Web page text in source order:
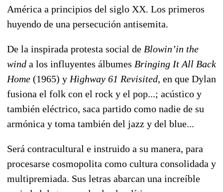
América a principios del siglo XX. Los primeros
huyendo de una persecución antisemita.
De la inspirada protesta social de Blowin’in the
wind a los influyentes álbumes Bringing It All Back
Home (1965) y Highway 61 Revisited, en que Dylan
fusiona el folk con el rock y el pop...; acústico y
también eléctrico, saca partido como nadie de su
armónica y toma también del jazz y del blue...
Será contracultural e instruido a su manera, para
procesarse cosmopolita como cultura consolidada y
multipremiada. Sus letras abarcan una increíble